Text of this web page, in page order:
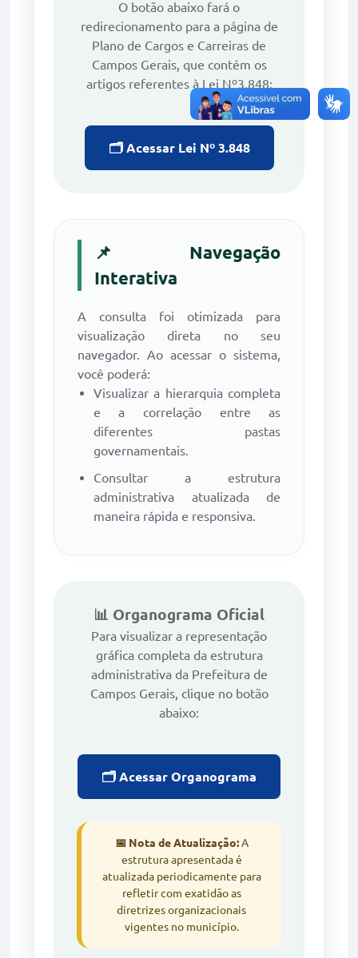
O botão abaixo fará o
redirecionamento para a página de
Plano de Cargos e Carreiras de
Campos Gerais, que contém os
artigos referentes à Lei Nº3.848:
🗂️ Acessar Lei Nº 3.848
📌 Navegação
Interativa
A consulta foi otimizada para
visualização direta no seu
navegador. Ao acessar o sistema,
você poderá:
Visualizar a hierarquia completa
e a correlação entre as
diferentes pastas
governamentais.
Consultar a estrutura
administrativa atualizada de
maneira rápida e responsiva.
📊 Organograma Oficial
Para visualizar a representação
gráfica completa da estrutura
administrativa da Prefeitura de
Campos Gerais, clique no botão
abaixo:
🗂️ Acessar Organograma
📅 Nota de Atualização:A
estrutura apresentada é
atualizada periodicamente para
refletir com exatidão as
diretrizes organizacionais
vigentes no município.